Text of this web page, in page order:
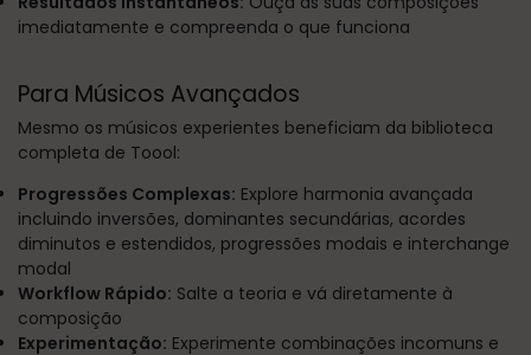
imediatamente e compreenda o que funciona
Para Músicos Avançados
Mesmo os músicos experientes beneficiam da biblioteca
completa de Toool:
Progressões Complexas: Explore harmonia avançada
incluindo inversões, dominantes secundárias, acordes
diminutos e estendidos, progressões modais e interchange
modal
Workflow Rápido: Salte a teoria e vá diretamente à
composição
Experimentação: Experimente combinações incomuns e